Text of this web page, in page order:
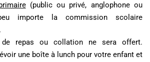
(public ou privé, anglophone ou
importe la commission scolaire
de repas ou collation ne sera offert.
une boîte à lunch pour votre enfant et